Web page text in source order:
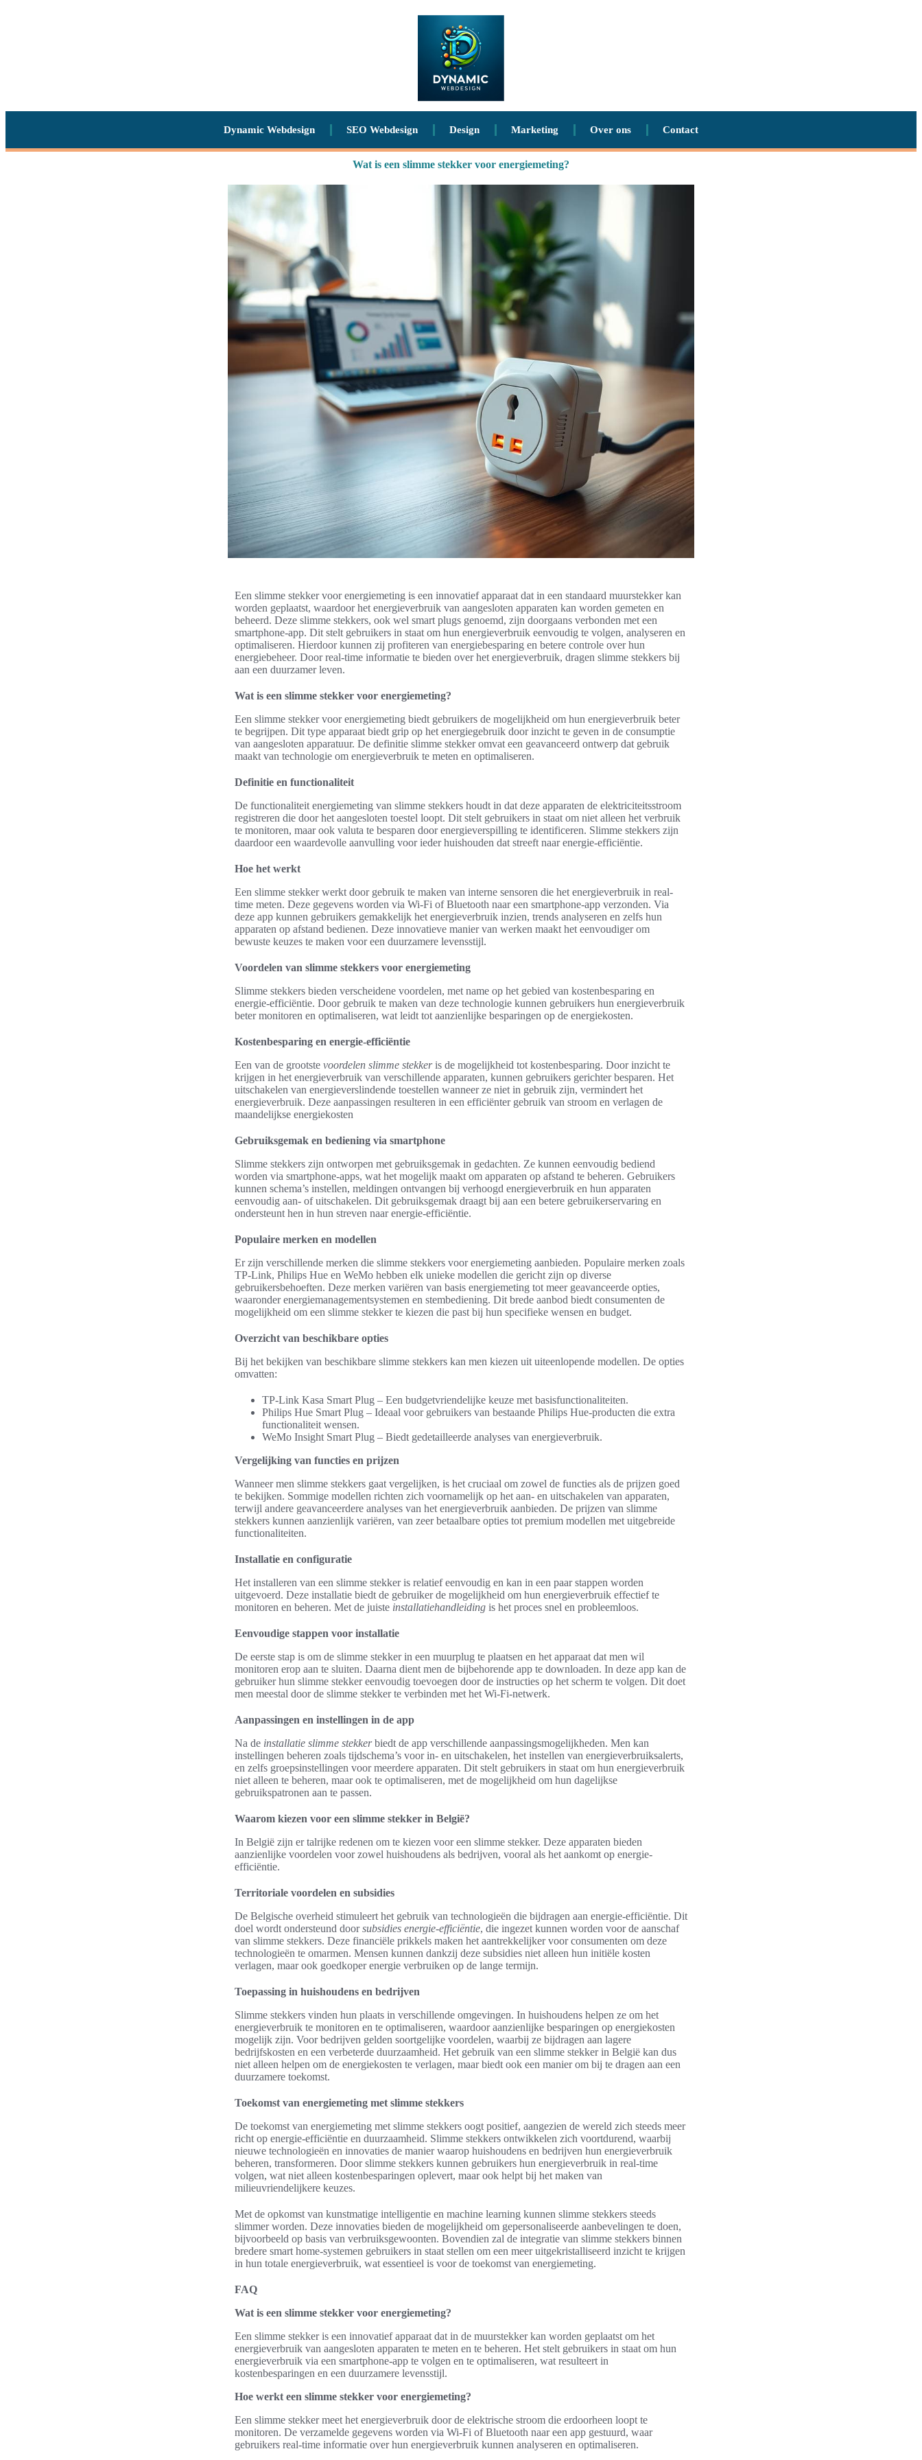
Dynamic Webdesign SEO Webdesign Design Marketing Over ons Contact
Wat is een slimme stekker voor energiemeting?
Een slimme stekker voor energiemeting is een innovatief apparaat dat in een standaard muurstekker kan
worden geplaatst, waardoor het energieverbruik van aangesloten apparaten kan worden gemeten en
beheerd. Deze slimme stekkers, ook wel smart plugs genoemd, zijn doorgaans verbonden met een
smartphone-app. Dit stelt gebruikers in staat om hun energieverbruik eenvoudig te volgen, analyseren en
optimaliseren. Hierdoor kunnen zij profiteren van energiebesparing en betere controle over hun
energiebeheer. Door real-time informatie te bieden over het energieverbruik, dragen slimme stekkers bij
aan een duurzamer leven.
Wat is een slimme stekker voor energiemeting?
Een slimme stekker voor energiemeting biedt gebruikers de mogelijkheid om hun energieverbruik beter
te begrijpen. Dit type apparaat biedt grip op het energiegebruik door inzicht te geven in de consumptie
van aangesloten apparatuur. De definitie slimme stekker omvat een geavanceerd ontwerp dat gebruik
maakt van technologie om energieverbruik te meten en optimaliseren.
Definitie en functionaliteit
De functionaliteit energiemeting van slimme stekkers houdt in dat deze apparaten de elektriciteitsstroom
registreren die door het aangesloten toestel loopt. Dit stelt gebruikers in staat om niet alleen het verbruik
te monitoren, maar ook valuta te besparen door energieverspilling te identificeren. Slimme stekkers zijn
daardoor een waardevolle aanvulling voor ieder huishouden dat streeft naar energie-efficiëntie.
Hoe het werkt
Een slimme stekker werkt door gebruik te maken van interne sensoren die het energieverbruik in real-
time meten. Deze gegevens worden via Wi-Fi of Bluetooth naar een smartphone-app verzonden. Via
deze app kunnen gebruikers gemakkelijk het energieverbruik inzien, trends analyseren en zelfs hun
apparaten op afstand bedienen. Deze innovatieve manier van werken maakt het eenvoudiger om
bewuste keuzes te maken voor een duurzamere levensstijl.
Voordelen van slimme stekkers voor energiemeting
Slimme stekkers bieden verscheidene voordelen, met name op het gebied van kostenbesparing en
energie-efficiëntie. Door gebruik te maken van deze technologie kunnen gebruikers hun energieverbruik
beter monitoren en optimaliseren, wat leidt tot aanzienlijke besparingen op de energiekosten.
Kostenbesparing en energie-efficiëntie
Een van de grootste voordelen slimme stekkeris de mogelijkheid tot kostenbesparing. Door inzicht te
krijgen in het energieverbruik van verschillende apparaten, kunnen gebruikers gerichter besparen. Het
uitschakelen van energieverslindende toestellen wanneer ze niet in gebruik zijn, vermindert het
energieverbruik. Deze aanpassingen resulteren in een efficiënter gebruik van stroom en verlagen de
maandelijkse energiekosten
Gebruiksgemak en bediening via smartphone
Slimme stekkers zijn ontworpen met gebruiksgemak in gedachten. Ze kunnen eenvoudig bediend
worden via smartphone-apps, wat het mogelijk maakt om apparaten op afstand te beheren. Gebruikers
kunnen schema’s instellen, meldingen ontvangen bij verhoogd energieverbruik en hun apparaten
eenvoudig aan- of uitschakelen. Dit gebruiksgemak draagt bij aan een betere gebruikerservaring en
ondersteunt hen in hun streven naar energie-efficiëntie.
Populaire merken en modellen
Er zijn verschillende merken die slimme stekkers voor energiemeting aanbieden. Populaire merken zoals
TP-Link, Philips Hue en WeMo hebben elk unieke modellen die gericht zijn op diverse
gebruikersbehoeften. Deze merken variëren van basis energiemeting tot meer geavanceerde opties,
waaronder energiemanagementsystemen en stembediening. Dit brede aanbod biedt consumenten de
mogelijkheid om een slimme stekker te kiezen die past bij hun specifieke wensen en budget.
Overzicht van beschikbare opties
Bij het bekijken van beschikbare slimme stekkers kan men kiezen uit uiteenlopende modellen. De opties
omvatten:
TP-Link Kasa Smart Plug – Een budgetvriendelijke keuze met basisfunctionaliteiten.
Philips Hue Smart Plug – Ideaal voor gebruikers van bestaande Philips Hue-producten die extra
functionaliteit wensen.
WeMo Insight Smart Plug – Biedt gedetailleerde analyses van energieverbruik.
Vergelijking van functies en prijzen
Wanneer men slimme stekkers gaat vergelijken, is het cruciaal om zowel de functies als de prijzen goed
te bekijken. Sommige modellen richten zich voornamelijk op het aan- en uitschakelen van apparaten,
terwijl andere geavanceerdere analyses van het energieverbruik aanbieden. De prijzen van slimme
stekkers kunnen aanzienlijk variëren, van zeer betaalbare opties tot premium modellen met uitgebreide
functionaliteiten.
Installatie en configuratie
Het installeren van een slimme stekker is relatief eenvoudig en kan in een paar stappen worden
uitgevoerd. Deze installatie biedt de gebruiker de mogelijkheid om hun energieverbruik effectief te
monitoren en beheren. Met de juiste installatiehandleiding is het proces snel en probleemloos.
Eenvoudige stappen voor installatie
De eerste stap is om de slimme stekker in een muurplug te plaatsen en het apparaat dat men wil
monitoren erop aan te sluiten. Daarna dient men de bijbehorende app te downloaden. In deze app kan de
gebruiker hun slimme stekker eenvoudig toevoegen door de instructies op het scherm te volgen. Dit doet
men meestal door de slimme stekker te verbinden met het Wi-Fi-netwerk.
Aanpassingen en instellingen in de app
Na de installatie slimme stekkerbiedt de app verschillende aanpassingsmogelijkheden. Men kan
instellingen beheren zoals tijdschema’s voor in- en uitschakelen, het instellen van energieverbruiksalerts,
en zelfs groepsinstellingen voor meerdere apparaten. Dit stelt gebruikers in staat om hun energieverbruik
niet alleen te beheren, maar ook te optimaliseren, met de mogelijkheid om hun dagelijkse
gebruikspatronen aan te passen.
Waarom kiezen voor een slimme stekker in België?
In België zijn er talrijke redenen om te kiezen voor een slimme stekker. Deze apparaten bieden
aanzienlijke voordelen voor zowel huishoudens als bedrijven, vooral als het aankomt op energie-
efficiëntie.
Territoriale voordelen en subsidies
De Belgische overheid stimuleert het gebruik van technologieën die bijdragen aan energie-efficiëntie. Dit
doel wordt ondersteund doorsubsidies energie-efficiëntie, die ingezet kunnen worden voor de aanschaf
van slimme stekkers. Deze financiële prikkels maken het aantrekkelijker voor consumenten om deze
technologieën te omarmen. Mensen kunnen dankzij deze subsidies niet alleen hun initiële kosten
verlagen, maar ook goedkoper energie verbruiken op de lange termijn.
Toepassing in huishoudens en bedrijven
Slimme stekkers vinden hun plaats in verschillende omgevingen. In huishoudens helpen ze om het
energieverbruik te monitoren en te optimaliseren, waardoor aanzienlijke besparingen op energiekosten
mogelijk zijn. Voor bedrijven gelden soortgelijke voordelen, waarbij ze bijdragen aan lagere
bedrijfskosten en een verbeterde duurzaamheid. Het gebruik van een slimme stekker in België kan dus
niet alleen helpen om de energiekosten te verlagen, maar biedt ook een manier om bij te dragen aan een
duurzamere toekomst.
Toekomst van energiemeting met slimme stekkers
De toekomst van energiemeting met slimme stekkers oogt positief, aangezien de wereld zich steeds meer
richt op energie-efficiëntie en duurzaamheid. Slimme stekkers ontwikkelen zich voortdurend, waarbij
nieuwe technologieën en innovaties de manier waarop huishoudens en bedrijven hun energieverbruik
beheren, transformeren. Door slimme stekkers kunnen gebruikers hun energieverbruik in real-time
volgen, wat niet alleen kostenbesparingen oplevert, maar ook helpt bij het maken van
milieuvriendelijkere keuzes.
Met de opkomst van kunstmatige intelligentie en machine learning kunnen slimme stekkers steeds
slimmer worden. Deze innovaties bieden de mogelijkheid om gepersonaliseerde aanbevelingen te doen,
bijvoorbeeld op basis van verbruiksgewoonten. Bovendien zal de integratie van slimme stekkers binnen
bredere smart home-systemen gebruikers in staat stellen om een meer uitgekristalliseerd inzicht te krijgen
in hun totale energieverbruik, wat essentieel is voor de toekomst van energiemeting.
FAQ
Wat is een slimme stekker voor energiemeting?
Een slimme stekker is een innovatief apparaat dat in de muurstekker kan worden geplaatst om het
energieverbruik van aangesloten apparaten te meten en te beheren. Het stelt gebruikers in staat om hun
energieverbruik via een smartphone-app te volgen en te optimaliseren, wat resulteert in
kostenbesparingen en een duurzamere levensstijl.
Hoe werkt een slimme stekker voor energiemeting?
Een slimme stekker meet het energieverbruik door de elektrische stroom die erdoorheen loopt te
monitoren. De verzamelde gegevens worden via Wi-Fi of Bluetooth naar een app gestuurd, waar
gebruikers real-time informatie over hun energieverbruik kunnen analyseren en optimaliseren.